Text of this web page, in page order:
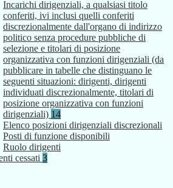
Incarichi dirigenziali, a qualsiasi titolo
conferiti, ivi inclusi quelli conferiti
discrezionalmente dall'organo di indirizzo
politico senza procedure pubbliche di
selezione e titolari di posizione
organizzativa con funzioni dirigenziali (da
pubblicare in tabelle che distinguano le
seguenti situazioni: dirigenti, dirigenti
individuati discrezionalmente, titolari di
posizione organizzativa con funzioni
dirigenziali) 14
Elenco posizioni dirigenziali discrezionali
Posti di funzione disponibili
Ruolo dirigenti
cessati 3